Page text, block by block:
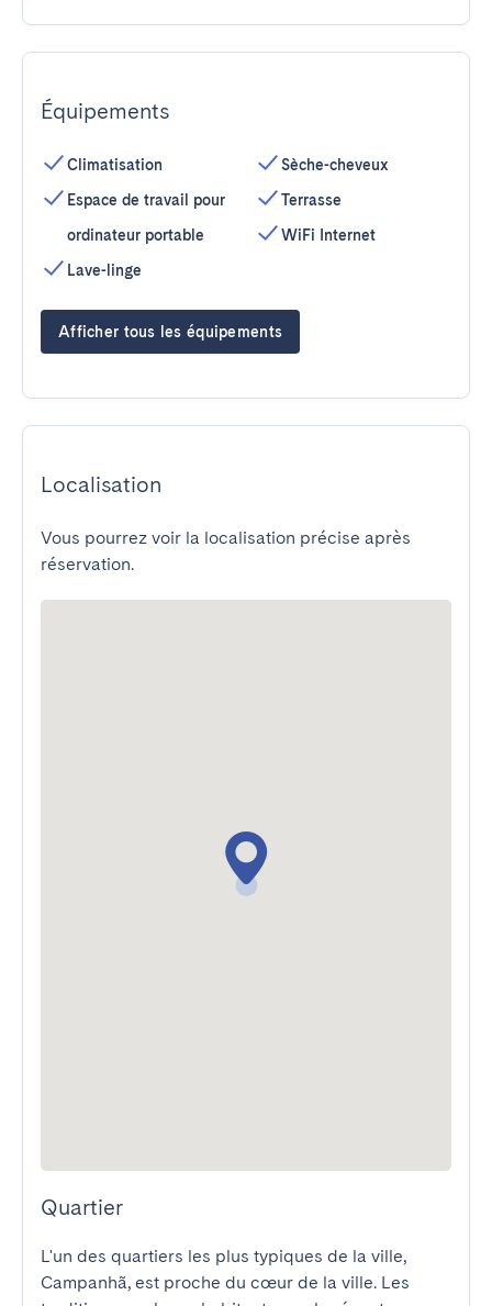
Équipements
Climatisation
Espace de travail pour
ordinateur portable
Lave-linge
Sèche-cheveux
Terrasse
WiFi Internet
Afficher tous les équipements
Localisation
Vous pourrez voir la localisation précise après
réservation.
Quartier
L'un des quartiers les plus typiques de la ville,
Campanhã, est proche du cœur de la ville. Les